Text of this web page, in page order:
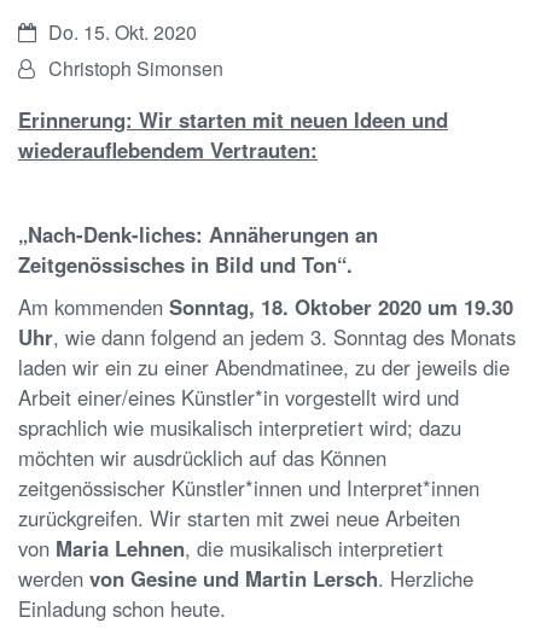
Datum:Do. 15. Okt. 2020
Von:Christoph Simonsen
Erinnerung: Wir starten mit neuen Ideen und
wiederauflebendem Vertrauten:
„Nach-Denk-liches: Annäherungen an
Zeitgenössisches in Bild und Ton“.
Am kommenden Sonntag, 18. Oktober 2020 um 19.30
Uhr, wie dann folgend an jedem 3. Sonntag des Monats
laden wir ein zu einer Abendmatinee, zu der jeweils die
Arbeit einer/eines Künstler*in vorgestellt wird und
sprachlich wie musikalisch interpretiert wird; dazu
möchten wir ausdrücklich auf das Können
zeitgenössischer Künstler*innen und Interpret*innen
zurückgreifen. Wir starten mit zwei neue Arbeiten
von Maria Lehnen, die musikalisch interpretiert
werden von Gesine und Martin Lersch. Herzliche
Einladung schon heute.